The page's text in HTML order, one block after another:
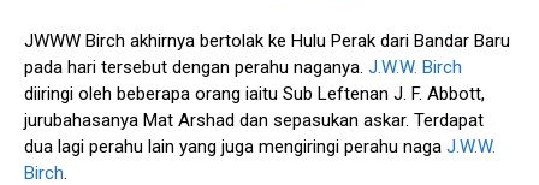
JWWW Birch akhirnya bertolak ke Hulu Perak dari Bandar Baru
pada hari tersebut dengan perahu naganya. J.W.W. Birch
diiringi oleh beberapa orang iaitu Sub Leftenan J. F. Abbott,
jurubahasanya Mat Arshad dan sepasukan askar. Terdapat
dua lagi perahu lain yang juga mengiringi perahu naga J.W.W.
Birch.